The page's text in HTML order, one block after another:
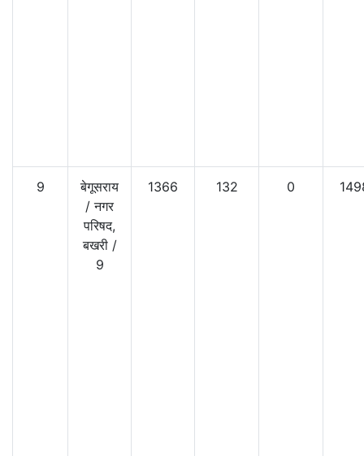
9
बेगूसराय
/नगर
परिषद,
बखरी /
9
1366 132 0